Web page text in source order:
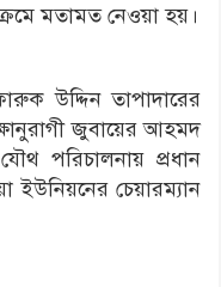
মতামত নেওয়া হয়।
উদ্দিন তাপাদারের
জুবায়ের আহমদ
পরিচালনায় প্রধান
ইউনিয়নের চেয়ারম্যান